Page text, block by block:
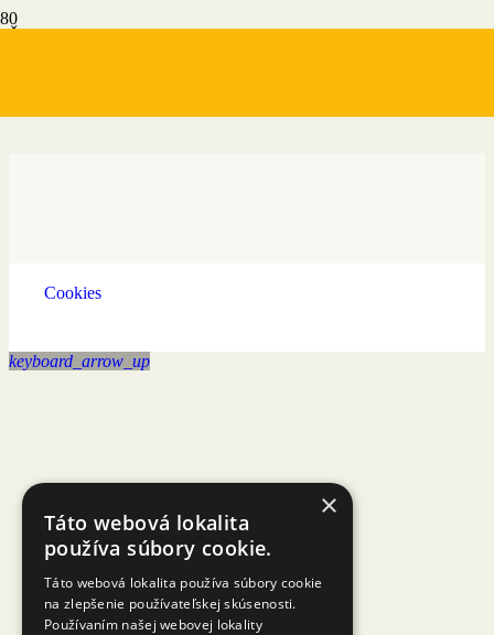
Cookies
keyboard_arrow_up
×
Táto webová lokalita
používa súbory cookie.
Táto webová lokalita používa súbory cookie
na zlepšenie používateľskej skúsenosti.
Používaním našej webovej lokality